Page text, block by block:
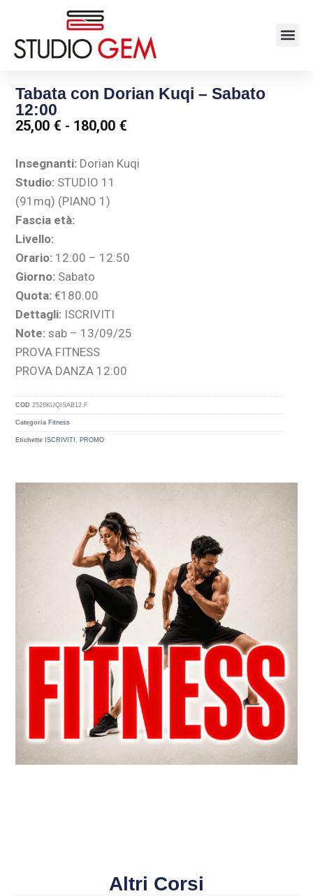
Tabata con Dorian Kuqi – Sabato
12:00
25,00 € - 180,00 €
Insegnanti: Dorian Kuqi
Studio: STUDIO 11
(91mq) (PIANO 1)
Fascia età:
Livello:
Orario: 12:00 – 12:50
Giorno: Sabato
Quota: €180.00
Dettagli: ISCRIVITI
Note: sab – 13/09/25
PROVA FITNESS
PROVA DANZA 12:00
COD2526KUQISAB12.F
Categoria Fitness
Etichette ISCRIVITI, PROMO
Altri Corsi